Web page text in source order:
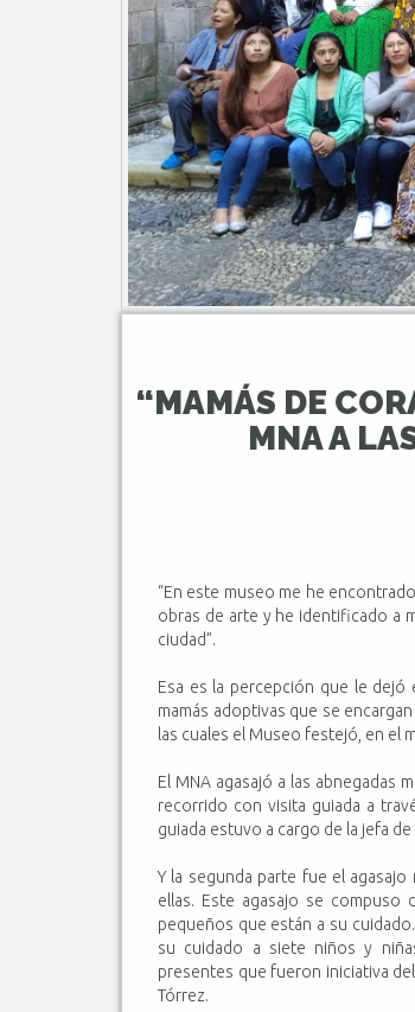
“MAMÁS DE
MNA A
“En este museo me he
obras de arte y he identificado a
ciudad”.
Esa es la percepción que le dejó
mamás adoptivas que se
las cuales el Museo festejó, en el
El MNA agasajó a las abnegadas
recorrido con visita guiada a
guiada estuvo a cargo de la jefa
Y la segunda parte fue el
ellas. Este agasajo se
pequeños que están a su
su cuidado a siete niños y
presentes que fueron iniciativa
Tórrez.